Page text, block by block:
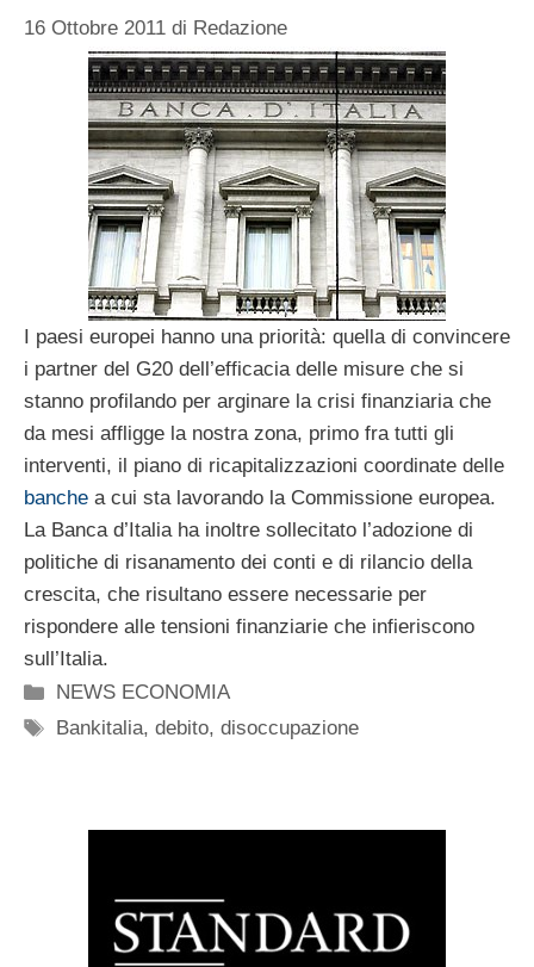
16 Ottobre 2011 di Redazione
I paesi europei hanno una priorità: quella di convincere
i partner del G20 dell’efficacia delle misure che si
stanno profilando per arginare la crisi finanziaria che
da mesi affligge la nostra zona, primo fra tutti gli
interventi, il piano di ricapitalizzazioni coordinate delle
banche a cui sta lavorando la Commissione europea.
La Banca d’Italia ha inoltre sollecitato l’adozione di
politiche di risanamento dei conti e di rilancio della
crescita, che risultano essere necessarie per
rispondere alle tensioni finanziarie che infieriscono
sull’Italia.
Categorie
NEWS ECONOMIA
Tag
Bankitalia,debito,disoccupazione